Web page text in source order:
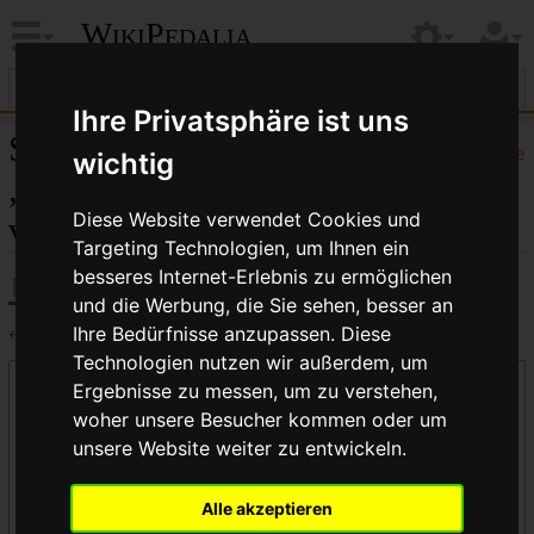
Ihre Privatsphäre ist uns
wichtig
Diese Website verwendet Cookies und
Targeting Technologien, um Ihnen ein
besseres Internet-Erlebnis zu ermöglichen
und die Werbung, die Sie sehen, besser an
Ihre Bedürfnisse anzupassen. Diese
Technologien nutzen wir außerdem, um
Ergebnisse zu messen, um zu verstehen,
woher unsere Besucher kommen oder um
unsere Website weiter zu entwickeln.
Alle akzeptieren
WikiPedalia
Hilfe
Seiten, die auf
„SPÉCIALITÉS T.A.“
verlinken
← SPÉCIALITÉS T.A.
Links auf diese Seite
Seite:
Namensraum: